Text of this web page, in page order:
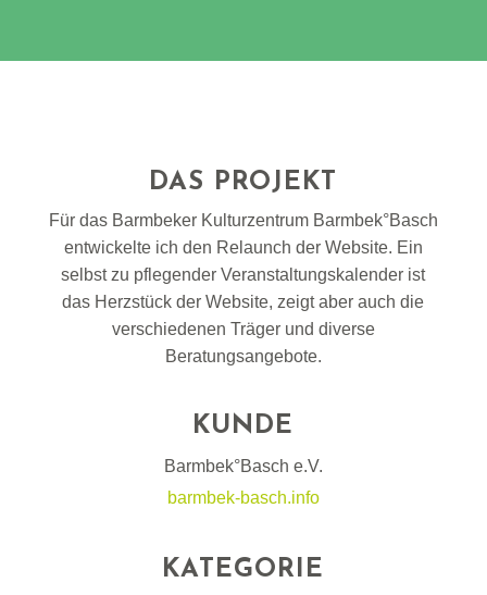
DAS PROJEKT
Für das Barmbeker Kulturzentrum Barmbek°Basch
entwickelte ich den Relaunch der Website. Ein
selbst zu pflegender Veranstaltungskalender ist
das Herzstück der Website, zeigt aber auch die
verschiedenen Träger und diverse
Beratungsangebote.
KUNDE
Barmbek°Basch e.V.
barmbek-basch.info
KATEGORIE